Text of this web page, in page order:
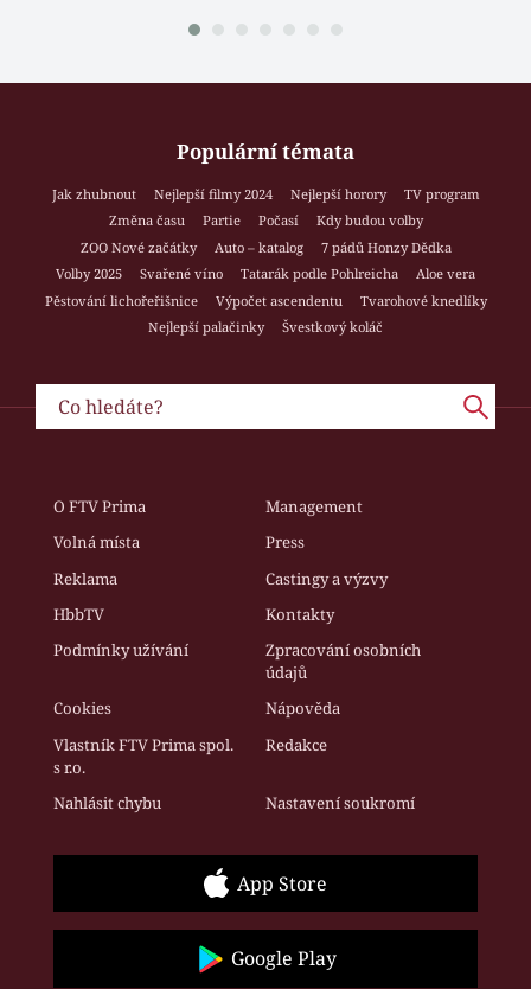
Populární témata
Jak zhubnout Nejlepší filmy 2024 Nejlepší horory
TV program
Změna času
Partie Počasí
Kdy budou volby
ZOO Nové začátky
Auto – katalog
7 pádů Honzy Dědka
Volby 2025
Svařené víno Tatarák podle Pohlreicha
Aloe vera
Pěstování lichořeřišnice
Výpočet ascendentu
Tvarohové knedlíky
Nejlepší palačinky
Švestkový koláč
O FTV Prima
Management
Volná místa
Press
Reklama
Castingy a výzvy
HbbTV
Kontakty
Podmínky užívání
Zpracování osobních
údajů
Cookies
Nápověda
Vlastník FTV Prima spol.
s r.o.
Redakce
Nahlásit chybu Nastavení soukromí
App Store
Google Play